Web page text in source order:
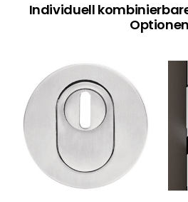
Individuell
Optionen